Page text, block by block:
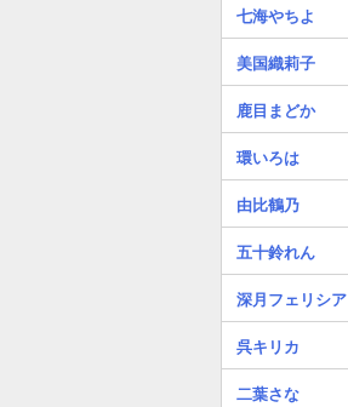
七海やちよ
美国織莉子
鹿目まどか
環いろは
由比鶴乃
五十鈴れん
深月フェリシア
呉キリカ
二葉さな